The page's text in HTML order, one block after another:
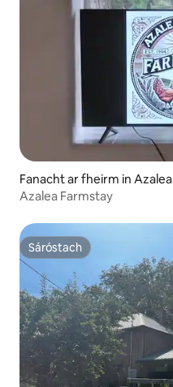
Fanacht ar fheirm in Azalea
Azalea Farmstay
Sáróstach
Sáróstach